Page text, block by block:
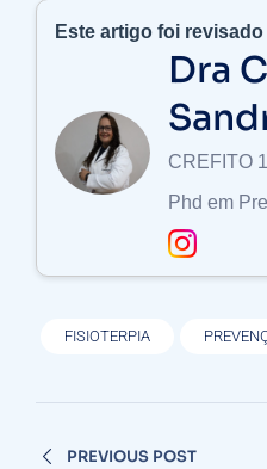
Este artigo foi
Dra
CREFITO
Phd em
FISIOTERPIA
PREVIOUS POST